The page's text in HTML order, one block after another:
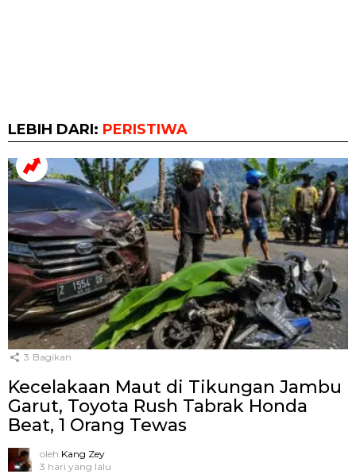
LEBIH DARI: PERISTIWA
3 Bagikan
Kecelakaan Maut di Tikungan Jambu
Garut, Toyota Rush Tabrak Honda
Beat, 1 Orang Tewas
oleh Kang Zey
3 hari yang lalu